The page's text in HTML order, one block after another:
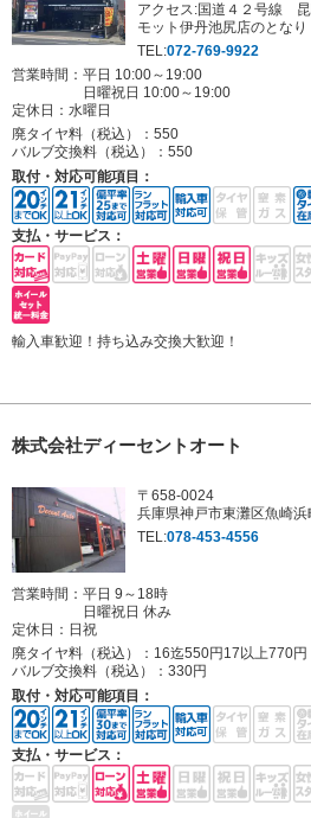
アクセス:国道４２号線
モット伊丹池尻店のとなり
TEL:072-769-9922
営業時間：平日 10:00～19:00
日曜祝日 10:00～19:00
定休日： 水曜日
廃タイヤ料（税込）： 550
バルブ交換料（税込）： 550
取付・対応可能項目：
支払・サービス：
輸入車歓迎！持ち込み交換大歓迎！
株式会社ディーセントオート
〒658-0024
兵庫県神戸市東灘区魚崎浜
TEL:078-453-4556
営業時間：平日 9～18時
日曜祝日 休み
定休日： 日祝
廃タイヤ料（税込）： 16迄550円17以上770円
バルブ交換料（税込）： 330円
取付・対応可能項目：
支払・サービス：